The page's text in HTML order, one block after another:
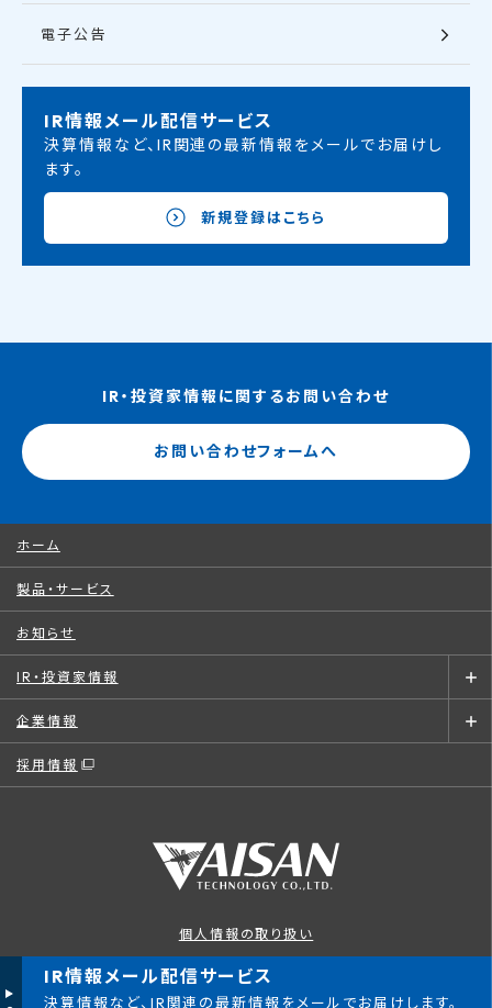
IR情報メール配信サービス
決算情報など、IR関連の最新情報をメールでお届けします。
電子公告
IR情報メール配信サービス
決算情報など、IR関連の最新情報をメールでお届けし
ます。
新規登録はこちら
IR・投資家情報に関するお問い合わせ
お問い合わせフォームへ
ホーム
製品・サービス
お知らせ
IR・投資家情報
企業情報
採用情報
個人情報の取り扱い
このサイトについて